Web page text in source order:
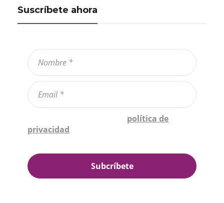
Suscríbete ahora
política de
privacidad